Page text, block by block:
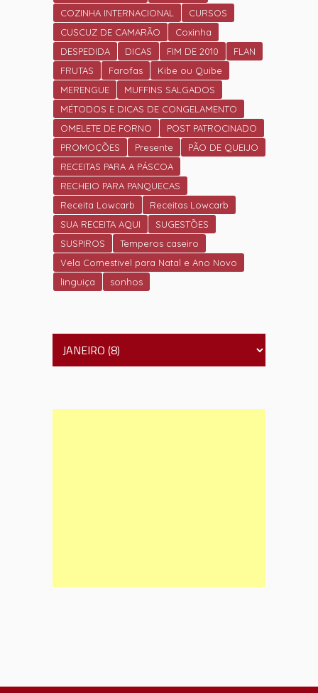
COZINHA INTERNACIONAL
CURSOS
CUSCUZ DE CAMARÃO
Coxinha
DESPEDIDA
DICAS FIM DE 2010
FLAN
FRUTAS
Farofas
Kibe ou Quibe
MERENGUE
MUFFINS SALGADOS
MÉTODOS E DICAS DE CONGELAMENTO
OMELETE DE FORNO
POST PATROCINADO
PROMOÇÕES
Presente
PÃO DE QUEIJO
RECEITAS PARA A PÁSCOA
RECHEIO PARA PANQUECAS
Receita Lowcarb
Receitas Lowcarb
SUA RECEITA AQUI
SUGESTÕES
SUSPIROS
Temperos caseiro
Vela Comestivel para Natal e Ano Novo
linguiça
sonhos